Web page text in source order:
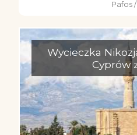
Pafos
Wycieczka
Cyprów